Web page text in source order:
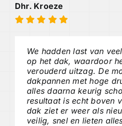
Dhr. Kroeze
We hadden last van
op het dak, waardoor
verouderd uitzag. De
dakpannen met hoge
alles daarna keurig
resultaat is echt boven
dak ziet er weer als
veilig, snel en lieten